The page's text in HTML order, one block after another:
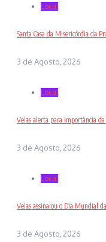
Local
Santa Casa da Misericórdia da
3 de Agosto, 2026
Local
Velas alerta para importância
3 de Agosto, 2026
Local
Velas assinalou o Dia Mundial
3 de Agosto, 2026